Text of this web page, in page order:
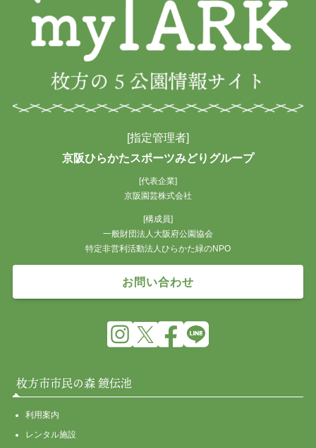
[指定管理者]
京阪ひらかたスポーツみどりグループ
[代表企業]
京阪園芸株式会社
[構成員]
一般財団法人大阪府公園協会
特定非営利活動法人ひらかた緑のNPO
お問い合わせ
枚方市市民の森 鏡伝池
利用案内
レンタル施設